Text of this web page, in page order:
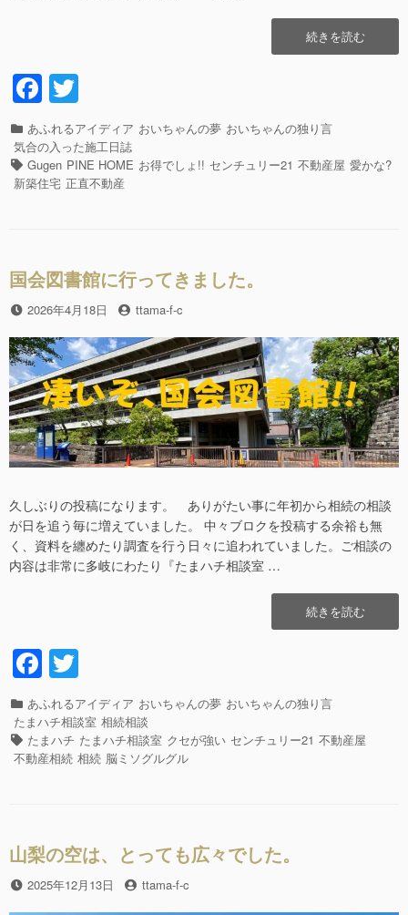
“美
味
ナ
を、
続きを読む
F
a
c
e
o
k
wi
tt
er
カ
テ
ゴ
リ
あふれるアイディア おいちゃんの夢 おいちゃんの独り言
気合の入った施工日誌
タ
グ
Gugen PINE HOME お得でしょ!! センチュリー21 不動産屋 愛かな?
新築住宅 正直不動産
国会図書館に行ってきました。
投
日
2026年4月18日
投
者
ttama-f-c
久しぶりの投稿になります。 ありがたい事に年初から相続の相談
が日を追う毎に増えていました。 中々ブロクを投稿する余裕も無
く、資料を纏めたり調査を行う日々に追われていました。ご相談の
内容は非常に多岐にわたり『たまハチ相談室 …
“国
会
に
っ
続きを読む
F
a
c
e
o
k
wi
tt
er
カ
テ
ゴ
リ
あふれるアイディア おいちゃんの夢 おいちゃんの独り言
たまハチ相談室 相続相談
タ
グ
たまハチ たまハチ相談室 クセが強い センチュリー21 不動産屋
不動産相続 相続 脳ミソグルグル
山梨の空は、とっても広々でした。
投
2025年12月13日
投
ttama-f-c